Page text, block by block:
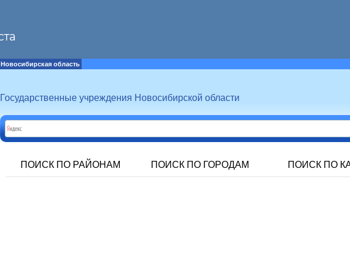
Новосибирская область
Государственные учреждения Новосибирской области
ПОИСК ПО РАЙОНАМ ПОИСК ПО ГОРОДАМ ПОИСК ПО